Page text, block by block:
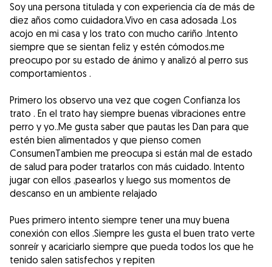
Soy una persona titulada y con experiencia cía de más de
diez años como cuidadora.Vivo en casa adosada .Los
acojo en mi casa y los trato con mucho cariño .Intento
siempre que se sientan feliz y estén cómodos.me
preocupo por su estado de ánimo y analizó al perro sus
comportamientos .
Primero los observo una vez que cogen Confianza los
trato . En el trato hay siempre buenas vibraciones entre
perro y yo..Me gusta saber que pautas les Dan para que
estén bien alimentados y que pienso comen
ConsumenTambien me preocupa si están mal de estado
de salud para poder tratarlos con más cuidado. Intento
jugar con ellos ,pasearlos y luego sus momentos de
descanso en un ambiente relajado
Pues primero intento siempre tener una muy buena
conexión con ellos .Siempre les gusta el buen trato verte
sonreír y acariciarlo siempre que pueda todos los que he
tenido salen satisfechos y repiten